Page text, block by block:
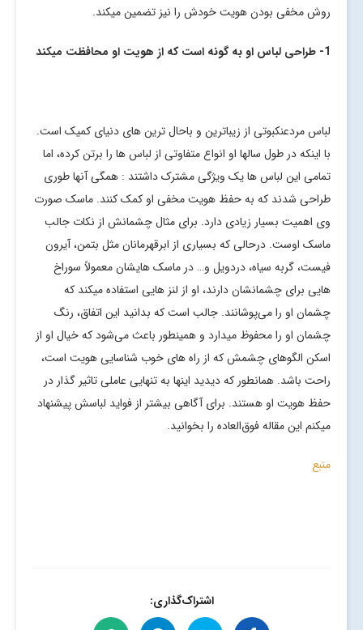
روش مخفی بودن هویت خودش را نیز تضمین میکند.
1- طراحی لباس او به گونه است که از هویت او محافظت میکند
لباس مردعنکبوتی از زیباترین و باحال ترین های دنیای کمیک است.
با اینکه در طول سالها او انواع متفاوتی از لباس ها را برتن کرده، اما
تمامی این لباس ها یک ویژگی مشترک داشتند : همگی آنها طوری
طراحی شدند که به حفظ هویت مخفی او کمک کنند. ماسک صورت
وی اهمیت بسیار زیادی دارد. برای مثال چشمانش از نکات جالب
ماسک اوست. درحالی که بسیاری از ابرقهرمانان مثل بتمن، آیرون
فیست، گربه سیاه، دردویل و… در ماسک هایشان معمولاً سوراخ
هایی برای چشمانشان دارند، او از لنز هایی استفاده میکند که
چشمان او را می‌پوشانند. جالب است که بدانید این اتفاق، رنگ
چشمان او را محفوظ میدارد و همینطور باعث می‌شود که خیال او از
اسکن الگوهای چشمش که از راه های خوب شناسایی هویت است،
راحت باشد. همانطور که دیدید اینها به تنهایی عاملی تاثیر گذار در
حفظ هویت او هستند. برای آگاهی بیشتر از فواید لباسش پیشنهاد
میکنم این مقاله فوق‌العاده را بخوانید.
منبع
اشتراک‌گذاری: